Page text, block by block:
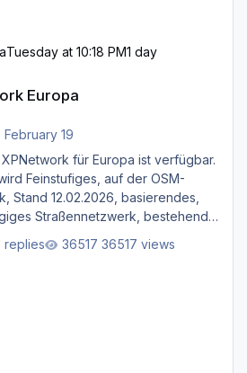
Tuesday at 10:18 PM1 day
Europa
February 19
für Europa ist verfügbar.
Feinstufiges, auf der OSM-
Stand 12.02.2026, basierendes,
Straßen­netzwerk, bestehend
tertiären und sonstigen Straßen,
replies 36517 views